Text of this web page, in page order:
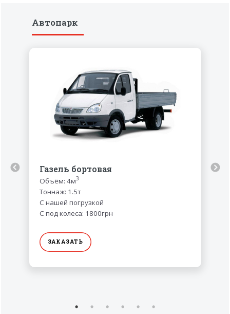
Автопарк
Газель бортовая
Объём: 4м3
Тоннаж: 1.5т
С нашей погрузкой
С под колеса: 1800грн
ЗАКАЗАТЬ